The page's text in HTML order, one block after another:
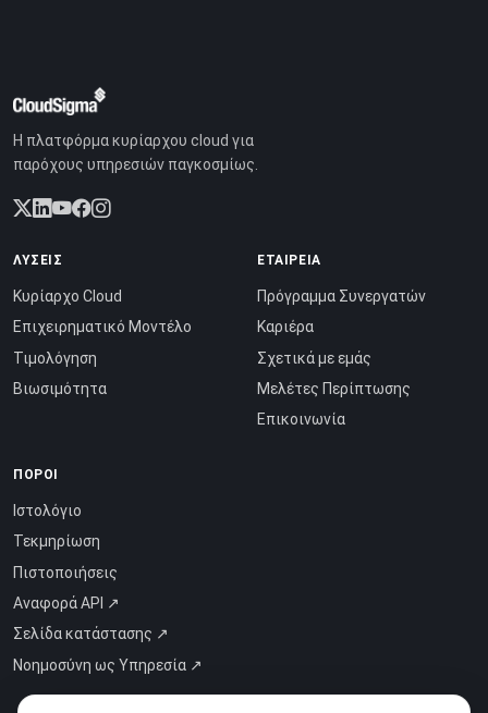
Η πλατφόρμα κυρίαρχου cloud για
παρόχους υπηρεσιών παγκοσμίως.
ΛΎΣΕΙΣ
Κυρίαρχο Cloud
Επιχειρηματικό Μοντέλο
Τιμολόγηση
Βιωσιμότητα
ΕΤΑΙΡΕΊΑ
Πρόγραμμα Συνεργατών
Καριέρα
Σχετικά με εμάς
Μελέτες Περίπτωσης
Επικοινωνία
ΠΌΡΟΙ
Ιστολόγιο
Τεκμηρίωση
Πιστοποιήσεις
Αναφορά API ↗
Σελίδα κατάστασης ↗
Νοημοσύνη ως Υπηρεσία ↗